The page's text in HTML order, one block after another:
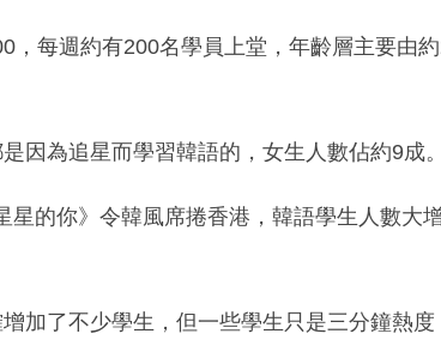
，每週約有200名學員上堂，年齡層主要由
因為追星而學習韓語的，女生人數佔約9成。
星的你》令韓風席捲香港，韓語學生人數大
加了不少學生，但一些學生只是三分鐘熱